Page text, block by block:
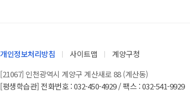
개인정보처리방침 사이트맵
계양구청
[21067] 인천광역시 계양구 계산새로 88 (계산동)
[평생학습관] 전화번호 : 032-450-4929 / 팩스 : 032-541-9929